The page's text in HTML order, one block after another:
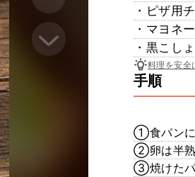
・ピザ用
・マヨネ
・黒こし
料理を安全
手順
①食パンに
②卵は半熟
③焼けたパ